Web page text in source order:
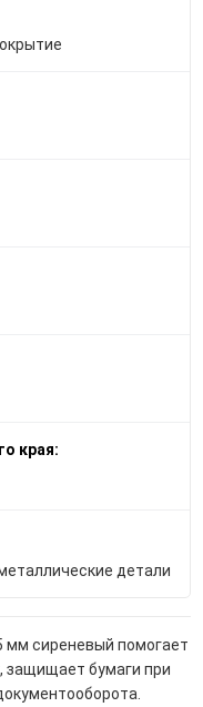
края:
детали
мм сиреневый помогает
защищает бумаги при